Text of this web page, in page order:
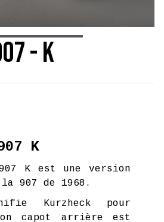
- K
K
K est une version
907 de 1968.
Kurzheck pour
capot arrière est